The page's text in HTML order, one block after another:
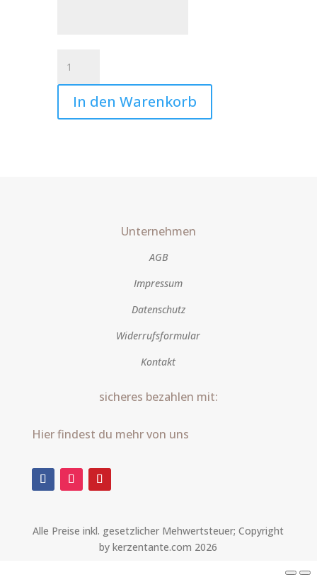
beste
Freundin
Art.Nr.:10077
Menge
In den Warenkorb
Unternehmen
AGB
Impressum
Datenschutz
Widerrufsformular
Kontakt
sicheres bezahlen mit:
Hier findest du mehr von uns
Alle Preise inkl. gesetzlicher Mehwertsteuer; Copyright
by kerzentante.com 2026